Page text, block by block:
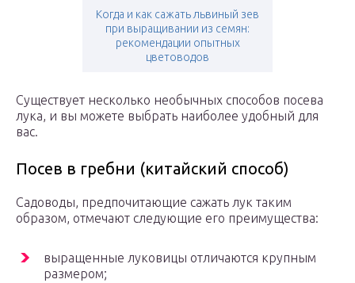
Когда и как сажать львиный зев
при выращивании из семян:
рекомендации опытных
цветоводов
Существует несколько необычных способов посева
лука, и вы можете выбрать наиболее удобный для
вас.
Посев в гребни (китайский способ)
Садоводы, предпочитающие сажать лук таким
образом, отмечают следующие его преимущества:
выращенные луковицы отличаются крупным
размером;